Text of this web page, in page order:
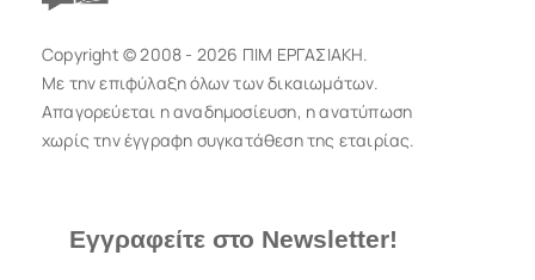
Copyright © 2008 - 2026 ΠΙΜ ΕΡΓΑΣΙΑΚΗ.
Με την επιφύλαξη όλων των δικαιωμάτων.
Απαγορεύεται η αναδημοσίευση, η ανατύπωση
χωρίς την έγγραφη συγκατάθεση της εταιρίας.
Εγγραφείτε στο Newsletter!